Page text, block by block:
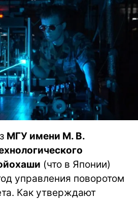
МГУ имени М. В.
(что в Японии)
управления поворотом
Как утверждают